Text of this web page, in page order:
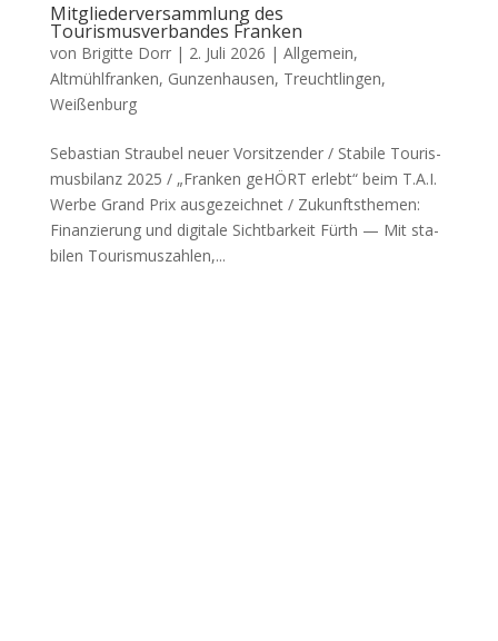
Mitgliederversammlung des
Tourismusverbandes Franken
von Brigitte Dorr| 2. Juli 2026 | Allgemein,
Altmühlfranken, Gunzenhausen, Treuchtlingen,
Weißenburg
Sebas­ti­an Straubel neu­er Vor­sit­zen­der / Sta­bi­le Tou­ris­
mus­bi­lanz 2025 / „Fran­ken geHÖRT erlebt“ beim T.A.I.
Wer­be Grand Prix aus­ge­zeich­net / Zukunfts­the­men:
Finan­zie­rung und digi­ta­le Sicht­bar­keit Fürth — Mit sta­
bi­len Tou­ris­mus­zah­len,...